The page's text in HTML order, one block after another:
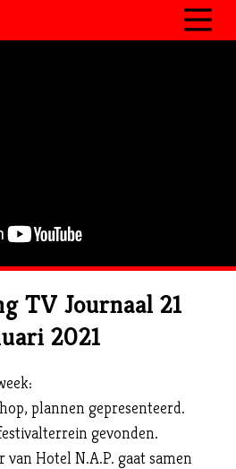
CONTACT
TV Journaal 21
2021
plannen gepresenteerd.
gevonden.
van Hotel N.A.P. gaat samen